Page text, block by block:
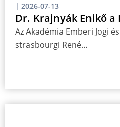
| 2026-07-13
Dr. Krajnyák Enikő
Az Akadémia Emberi Jogi
strasbourgi René…